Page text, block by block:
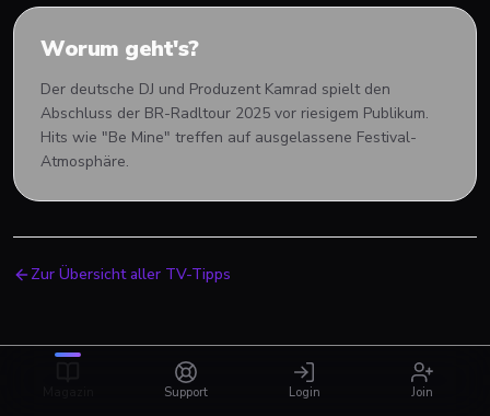
Worum geht's?
Der deutsche DJ und Produzent Kamrad spielt den
Abschluss der BR-Radltour 2025 vor riesigem Publikum.
Hits wie "Be Mine" treffen auf ausgelassene Festival-
Atmosphäre.
Zur Übersicht aller TV-Tipps
Support Login Join